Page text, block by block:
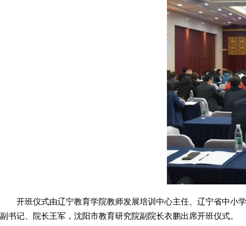
开班仪式由辽宁教育学院教师发展培训中心主任、辽宁省中小
副书记、院长王军，沈阳市教育研究院副院长衣鹏出席开班仪式。